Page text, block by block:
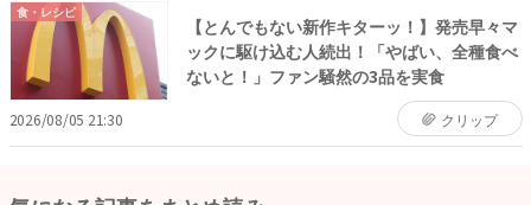
食・レシピ
【とんでもない新作キターッ！】発売早々マ
ックに駆け込む人続出！「やばい、全種食べ
ないと！」ファン騒然の3品を実食
2026/08/05 21:30 クリップ